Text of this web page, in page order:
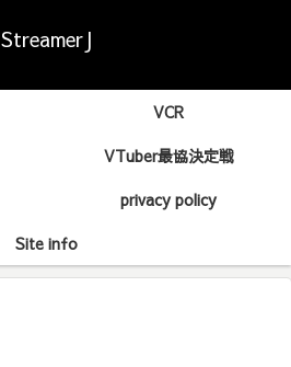
StreamerJ
VCR
VTuber最協決定戦
privacy policy
Site info